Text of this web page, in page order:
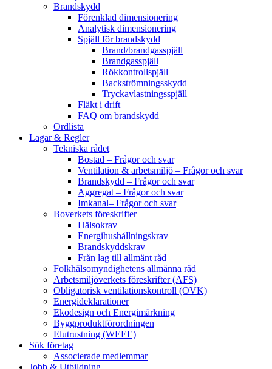
Brandskydd
Förenklad dimensionering
Analytisk dimensionering
Spjäll för brandskydd
Brand/brandgasspjäll
Brandgasspjäll
Rökkontrollspjäll
Backströmningsskydd
Tryckavlastningsspjäll
Fläkt i drift
FAQ om brandskydd
Ordlista
Lagar & Regler
Tekniska rådet
Bostad – Frågor och svar
Ventilation & arbetsmiljö – Frågor och svar
Brandskydd – Frågor och svar
Aggregat – Frågor och svar
Imkanal– Frågor och svar
Boverkets föreskrifter
Hälsokrav
Energihushållningskrav
Brandskyddskrav
Från lag till allmänt råd
Folkhälsomyndighetens allmänna råd
Arbetsmiljöverkets föreskrifter (AFS)
Obligatorisk ventilationskontroll (OVK)
Energideklarationer
Ekodesign och Energimärkning
Byggproduktförordningen
Elutrustning (WEEE)
Sök företag
Associerade medlemmar
Jobb & Utbildning